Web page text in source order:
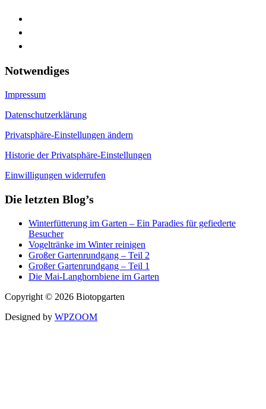
Notwendiges
Impressum
Datenschutzerklärung
Privatsphäre-Einstellungen ändern
Historie der Privatsphäre-Einstellungen
Einwilligungen widerrufen
Die letzten Blog’s
Winterfütterung im Garten – Ein Paradies für gefiederte
Besucher
Vogeltränke im Winter reinigen
Großer Gartenrundgang – Teil 2
Großer Gartenrundgang – Teil 1
Die Mai-Langhornbiene im Garten
Copyright © 2026 Biotopgarten
Designed by WPZOOM